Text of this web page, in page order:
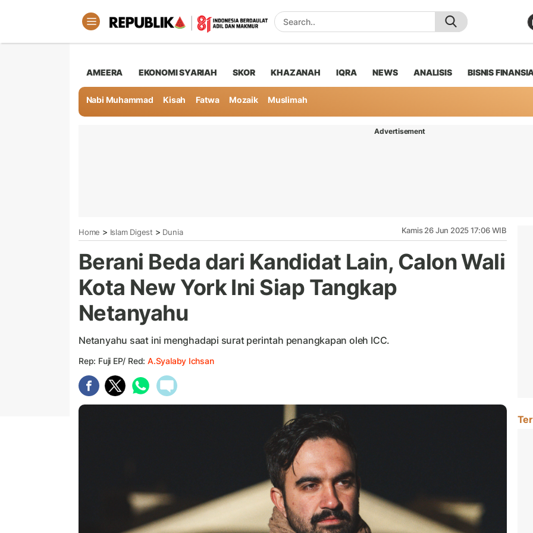
AMEERA EKONOMI SYARIAH SKOR KHAZANAH IQRA NEWS ANALISIS BISNIS
Nabi Muhammad Kisah Fatwa Mozaik Muslimah
Advertisement
Home > Islam Digest > Dunia Kamis 26 Jun 2025 17:06 WIB
Berani Beda dari Kandidat Lain, Calon Wali
Kota New York Ini Siap Tangkap
Netanyahu
Netanyahu saat ini menghadapi surat perintah penangkapan oleh ICC.
Rep: Fuji EP/ Red:A.Syalaby Ichsan